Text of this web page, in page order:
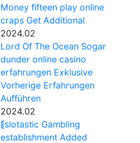
Money fifteen play online
craps Get Additional
2024.02
Lord Of The Ocean Sogar
dunder online casino
erfahrungen Exklusive
Vorherige Erfahrungen
Aufführen
2024.02
⟬slotastic Gambling
establishment Added